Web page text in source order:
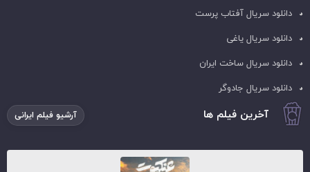
دانلود سریال آفتاب پرست
دانلود سریال یاغی
دانلود سریال ساخت ایران
دانلود سریال جادوگر
آخرین فیلم ها آرشیو فیلم ایرانی